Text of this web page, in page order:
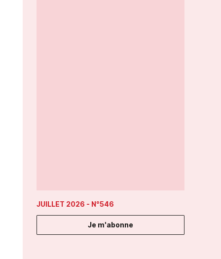
JUILLET 2026 - N°546
Je m'abonne